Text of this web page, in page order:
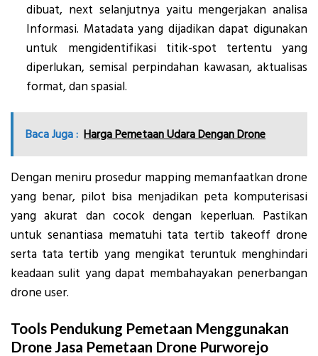
dibuat, next selanjutnya yaitu mengerjakan analisa
Informasi. Matadata yang dijadikan dapat digunakan
untuk mengidentifikasi titik-spot tertentu yang
diperlukan, semisal perpindahan kawasan, aktualisas
format, dan spasial.
Baca Juga : Harga Pemetaan Udara Dengan Drone
Dengan meniru prosedur mapping memanfaatkan drone
yang benar, pilot bisa menjadikan peta komputerisasi
yang akurat dan cocok dengan keperluan. Pastikan
untuk senantiasa mematuhi tata tertib takeoff drone
serta tata tertib yang mengikat teruntuk menghindari
keadaan sulit yang dapat membahayakan penerbangan
drone user.
Tools Pendukung Pemetaan Menggunakan
Drone Jasa Pemetaan Drone Purworejo